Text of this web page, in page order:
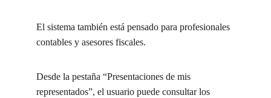
El sistema también está pensado para profesionales
contables y asesores fiscales.
Desde la pestaña “Presentaciones de mis
representados”, el usuario puede consultar los